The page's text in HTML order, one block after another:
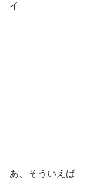
イ
あ、そういえば